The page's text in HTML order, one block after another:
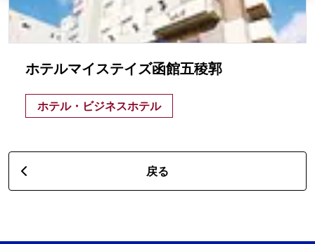
ホテルマイステイズ函館五稜郭
ホテル・ビジネスホテル
戻る